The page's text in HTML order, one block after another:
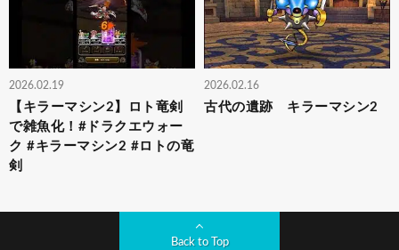
2026.02.19
【キラーマシン2】ロト竜剣
で雑魚化！#ドラクエウォー
ク #キラーマシン2 #ロトの竜
剣
2026.02.16
古代の遺跡 キラーマシン2
Back to Top